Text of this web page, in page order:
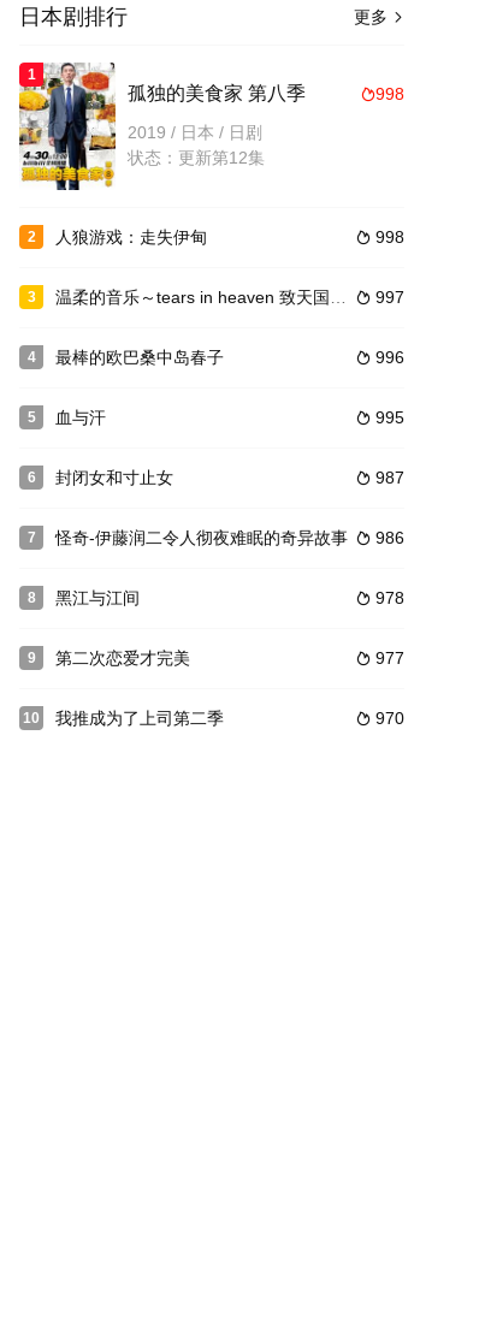
りなす恋愛マンガ。自分が疲れきって渇いていると気づいて
第一部的最后，藤丸和其朋友力挽狂澜地阻止了病毒危机。而这
村文乃 饰）面对诈欺团伙倾尽全力，无论发生什么也要抓捕他们的
因市展开，期间遭遇沙漠化危机与霍拉大规模侵袭，并与魔戒法师
事。大学刚毕业进了丸北文具厂当销售的宫本浩，连营业式笑容
では高校最後の夏休み、佑真への切ない恋心を抱いていた咲良が
原因急速上升，大多数地表都沉入了海中。小时候因为事故而失去
却被拒，积怨爆发之际，丈夫竟提议：“虽然我爱你……
验护照的入境管理局、盯着行李物品的海关等各路精英强行抽调并
读心少女与外表冷酷、却在脑海中不断幻想女主角的同期同事之间
院“圣菲奥娜医院”。少子化、医生短缺、地方产科接连关闭……在
更多 
日本剧排行
1
998
孤独的美食家 第八季
2019 / 日本 / 日剧
状态：更新第12集
2  998
人狼游戏：走失伊甸
3  997
温柔的音乐～tears in heaven 致天国的你
4  996
最棒的欧巴桑中岛春子
5  995
血与汗
6  987
封闭女和寸止女
7  986
怪奇-伊藤润二令人彻夜难眠的奇异故事
8  978
黑江与江间
9  977
第二次恋爱才完美
10  970
我推成为了上司第二季